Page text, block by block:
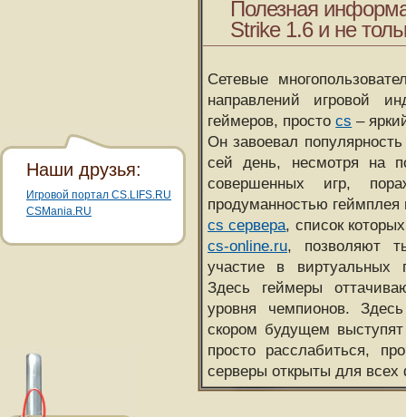
Полезная
Strike 1.6 и не
Сетевые
направлений игровой
геймеров, простоcs –
Он завоевал
сей день, несмотря на
совершенных игр,
продуманностью
cs сервера, список
cs-online.ru, позволяют
участие в виртуальных
Здесь геймеры
уровня чемпионов.
скором будущем
просто расслабиться,
серверы открыты для всех
Наши друзья:
Игровой портал CS.LIFS.RU
CSMania.RU